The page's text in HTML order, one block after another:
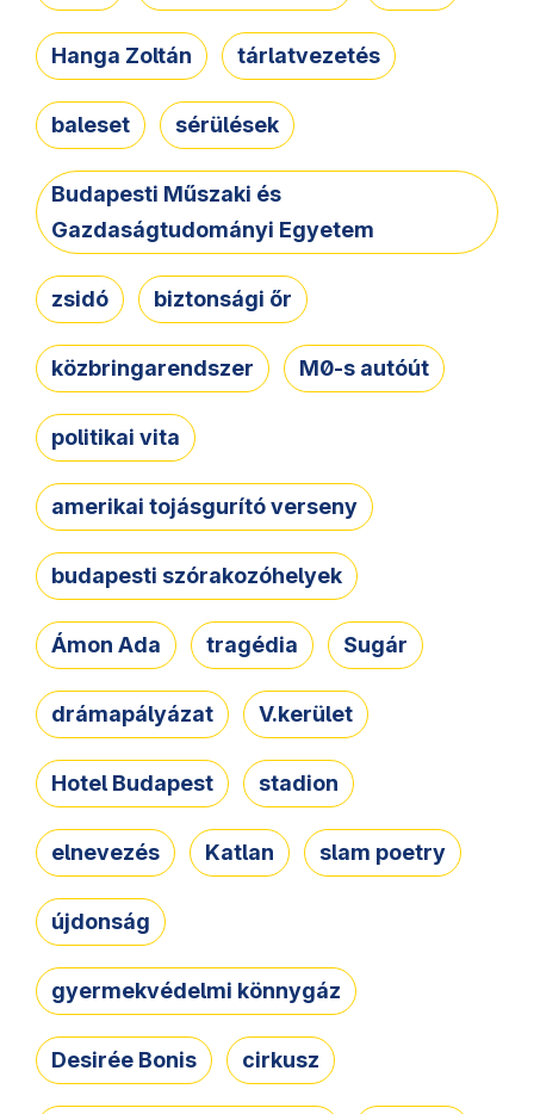
Hanga Zoltán tárlatvezetés
baleset sérülések
Budapesti Műszaki és
Gazdaságtudományi Egyetem
zsidó biztonsági őr
közbringarendszer M0-s autóút
politikai vita
amerikai tojásgurító verseny
budapesti szórakozóhelyek
Ámon Ada tragédia Sugár
drámapályázat V.kerület
Hotel Budapest stadion
elnevezés Katlan slam poetry
újdonság
gyermekvédelmi könnygáz
Desirée Bonis cirkusz